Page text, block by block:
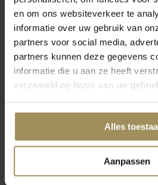
en om ons websiteverkeer te
informatie over uw gebruik van
partners voor social media,
partners kunnen deze gegevens
informatie die u aan ze heeft
verzameld op basis van uw
Alles
Aanpassen
Slim indelen:
jouw kleine
woonkamer